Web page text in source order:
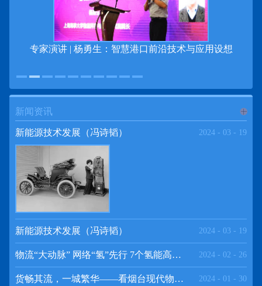
专家演讲 | 杨勇生：智慧港口前沿技术与应用设想
新闻资讯
新能源技术发展（冯诗韬） 2024 - 03 - 19
新能源技术发展（冯诗韬） 2024 - 03 - 19
物流“大动脉” 网络“氢”先行 7个氢能高速场景落地京津冀 2024 - 02 - 26
货畅其流，一城繁华——看烟台现代物流发展 2024 - 01 - 30
频道
>>